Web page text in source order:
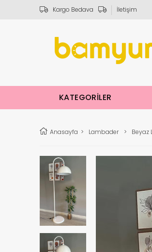
Kargo Bedava İletişim
KATEGORİLER
Anasayfa > Lambader > Beyaz